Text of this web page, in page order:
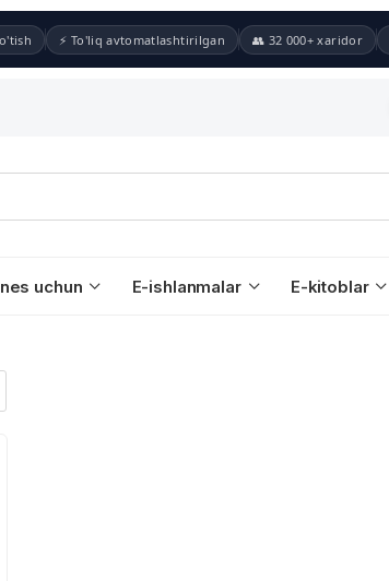
⚡ To'liq avtomatlashtirilgan 👥 32 000+ xaridor
uchun E-ishlanmalar E-kitoblar